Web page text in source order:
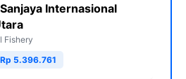
Internasional
Fishery
Rp 5.396.761